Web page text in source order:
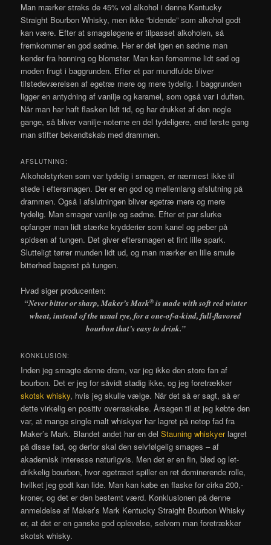
Man mærker straks de 45% vol alkohol i denne Kentucky
Straight Bourbon Whisky, men ikke “bidende” som alkohol godt
kan være. Efter at smagsløgene er tilpasset alkoholen, så
fremkommer en god sødme. Her er det igen en sødme man
kender fra honning og blomster. Man kan fornemme lidt sød og
moden frugt i baggrunden. Efter et par mundfulde bliver
tilstedeværelsen af egetræ mere og mere tydelig. I baggrunden
ligger en antydning af vanilje og karamel, som også var i duften.
Når man har haft flasken lidt tid, og har drukket af den nogle
gange, så bliver vanilje-noterne en del tydeligere, end første gang
man stifter bekendtskab med drammen.
AFSLUTNING:
Alkoholstyrken som var tydelig i smagen, er nærmest ikke til
stede i eftersmagen. Der er en god og mellemlang afslutning på
drammen. Også i afslutningen bliver egetræ mere og mere
tydelig. Man smager vanilje og sødme. Efter et par slurke
opfanger man lidt stærke krydderier som kanel og peber på
spidsen af tungen. Det giver eftersmagen et fint lille spark.
Slutteligt tørrer munden lidt ud, og man mærker en lille smule
bitterhed bagerst på tungen.
Hvad siger producenten:
“Never bitter or sharp, Maker’s Mark® is made with soft red winter
wheat, instead of the usual rye, for a one-of-a-kind, full-flavored
bourbon that’s easy to drink.”
KONKLUSION:
Inden jeg smagte denne dram, var jeg ikke den store fan af
bourbon. Det er jeg for såvidt stadig ikke, og jeg foretrækker
skotsk whisky, hvis jeg skulle vælge. Når det så er sagt, så er
dette virkelig en positiv overraskelse. Årsagen til at jeg købte den
var, at mange single malt whiskyer har lagret på netop fad fra
Maker’s Mark. Blandet andet har en delStauning whiskyerlagret
på disse fad, og derfor skal den selvfølgelig smages – af
akademisk interesse naturligvis. Men det er en fin, blød og let-
drikkelig bourbon, hvor egetræet spiller en ret dominerende rolle,
hvilket jeg godt kan lide. Man kan købe en flaske for cirka 200,-
kroner, og det er den bestemt værd. Konklusionen på denne
anmeldelse af Maker’s Mark Kentucky Straight Bourbon Whisky
er, at det er en ganske god oplevelse, selvom man foretrækker
skotsk whisky.